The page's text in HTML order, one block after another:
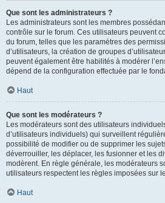
Que sont les administrateurs ?
Les administrateurs sont les membres
contrôle sur le forum. Ces utilisateurs peuvent
du forum, telles que les paramètres des
d’utilisateurs, la création de groupes
peuvent également être habilités à modérer
dépend de la configuration effectuée par le
Haut
Que sont les modérateurs ?
Les modérateurs sont des utilisateurs
d’utilisateurs individuels) qui surveillent
possibilité de modifier ou de supprimer les
déverrouiller, les déplacer, les fusionner et les
modèrent. En règle générale, les modérateurs
utilisateurs respectent les règles imposées sur
Haut